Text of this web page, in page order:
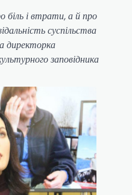
і втрати, а й про
суспільства
директорка
заповідника